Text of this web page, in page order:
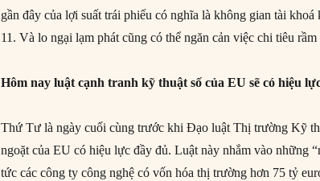
gần đây của lợi suất trái phiếu có nghĩa là không gian tài
11. Và lo ngại lạm phát cũng có thể ngăn cản việc chi tiêu
Hôm nay luật cạnh tranh kỹ thuật số của EU sẽ có hiệu
Thứ Tư là ngày cuối cùng trước khi Đạo luật Thị trường Kỹ
ngoặt của EU có hiệu lực đầy đủ. Luật này nhắm vào những
tức các công ty công nghệ có vốn hóa thị trường hơn 75 tỷ